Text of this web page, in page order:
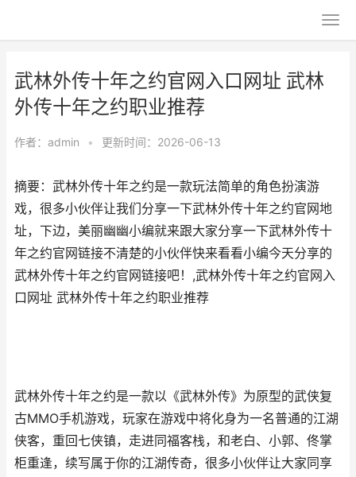
武林外传十年之约官网入口网址 武林
外传十年之约职业推荐
作者： admin • 更新时间：2026-06-13
摘要：武林外传十年之约是一款玩法简单的角色扮演游
戏，很多小伙伴让我们分享一下武林外传十年之约官网地
址，下边，美丽幽幽小编就来跟大家分享一下武林外传十
年之约官网链接不清楚的小伙伴快来看看小编今天分享的
武林外传十年之约官网链接吧！,武林外传十年之约官网入
口网址 武林外传十年之约职业推荐
武林外传十年之约是一款以《武林外传》为原型的武侠复
古MMO手机游戏，玩家在游戏中将化身为一名普通的江湖
侠客，重回七侠镇，走进同福客栈，和老白、小郭、佟掌
柜重逢，续写属于你的江湖传奇，很多小伙伴让大家同享